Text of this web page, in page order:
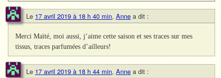
Le 17 avril 2019 à 18 h 40 min, Anne a dit :
Merci Maïté, moi aussi, j’aime cette saison et ses traces sur mes
tissus, traces parfumées d’ailleurs!
Le 17 avril 2019 à 18 h 44 min, Anne a dit :